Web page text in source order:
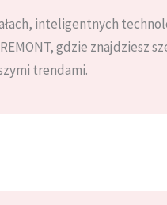
inteligentnych
gdzie znajdziesz
trendami.